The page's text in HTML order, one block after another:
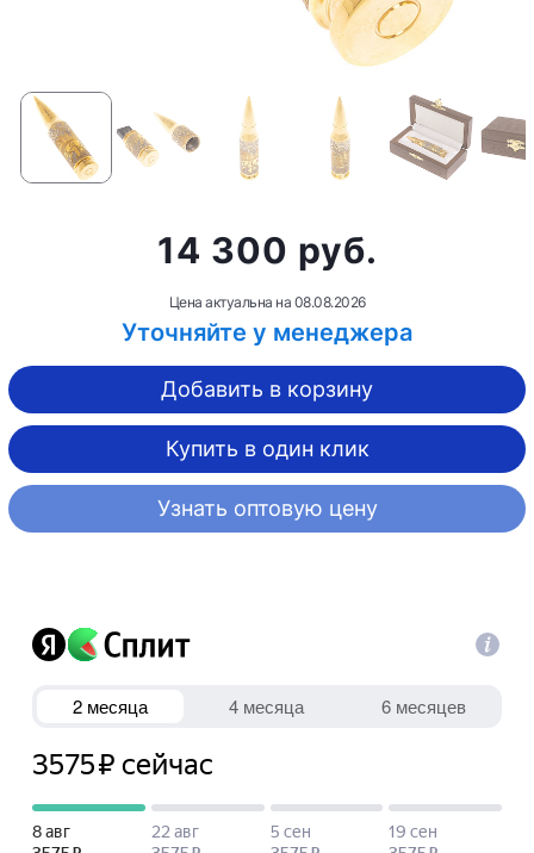
14 300 руб.
Цена актуальна на 08.08.2026
Уточняйте у менеджера
Добавить в корзину
Купить в один клик
Узнать оптовую цену